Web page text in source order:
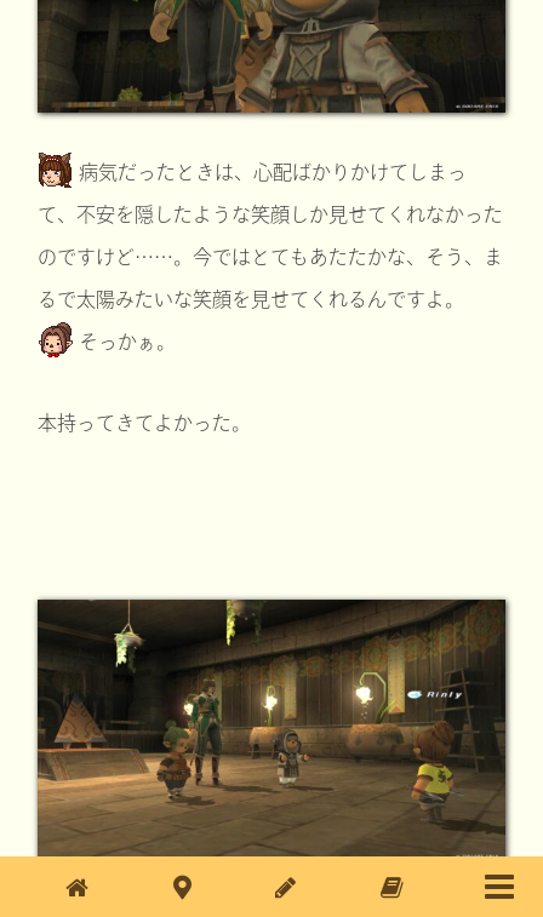
病気だったときは、心配ばかりかけてしまっ
て、不安を隠したような笑顔しか見せてくれなかった
のですけど……。今ではとてもあたたかな、そう、ま
るで太陽みたいな笑顔を見せてくれるんですよ。
そっかぁ。
本持ってきてよかった。